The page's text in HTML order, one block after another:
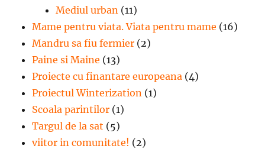
Mediul urban (11)
Mame pentru viata. Viata pentru mame (16)
Mandru sa fiu fermier (2)
Paine si Maine (13)
Proiecte cu finantare europeana (4)
Proiectul Winterization (1)
Scoala parintilor (1)
Targul de la sat (5)
viitor in comunitate! (2)